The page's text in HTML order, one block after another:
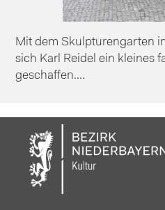
Mit dem Skulpturengarten
sich Karl Reidel ein kleines
geschaffen....